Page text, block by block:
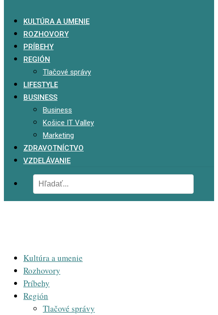
KULTÚRA A UMENIE
ROZHOVORY
PRÍBEHY
REGIÓN
Tlačové správy
LIFESTYLE
BUSINESS
Business
Košice IT Valley
Marketing
ZDRAVOTNÍCTVO
VZDELÁVANIE
Kultúra a umenie
Rozhovory
Príbehy
Región
Tlačové správy